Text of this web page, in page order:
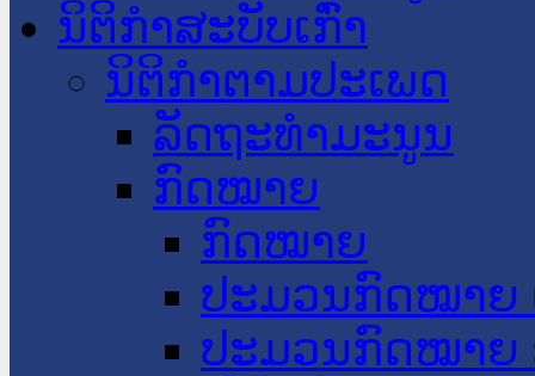
ນິຕິກໍາສະບັບເກົ່າ
ນິຕິກຳຕາມປະເພດ
ລັດຖະທໍາມະນູນ
ກົດໝາຍ
ກົດໝາຍ
ປະມວນກົດໝາຍ
ປະມວນກົດໝາຍ